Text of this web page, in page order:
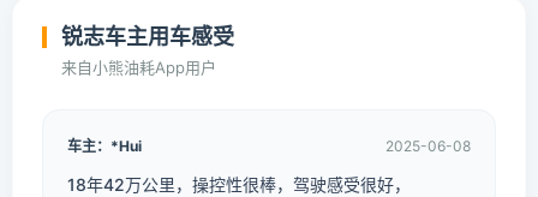
锐志车主用车感受
来自小熊油耗App用户
车主：*Hui 2025-06-08
18年42万公里，操控性很棒，驾驶感受很好，